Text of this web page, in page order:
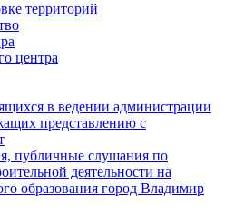
территорий
центра
в ведении администрации
представлению с
публичные слушания по
деятельности на
образования город Владимир